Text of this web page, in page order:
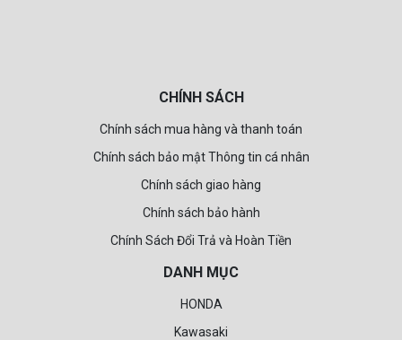
CHÍNH SÁCH
Chính sách mua hàng và thanh toán
Chính sách bảo mật Thông tin cá nhân
Chính sách giao hàng
Chính sách bảo hành
Chính Sách Đổi Trả và Hoàn Tiền
DANH MỤC
HONDA
Kawasaki